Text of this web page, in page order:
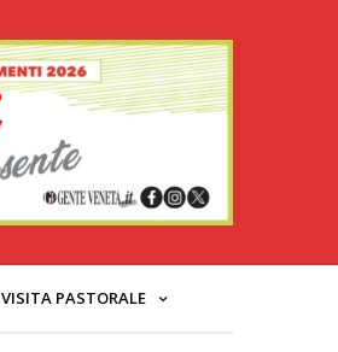
VISITA PASTORALE